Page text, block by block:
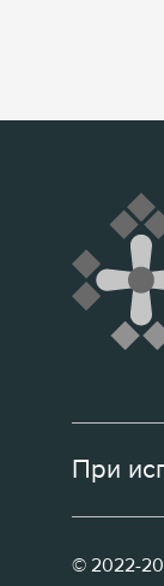
При
© 2022-